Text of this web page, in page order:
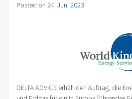
Posted on 24. Juni 2023
DELTA ADVICE erhält den Auftrag, die